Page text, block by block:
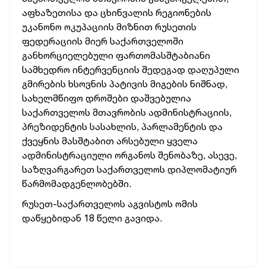
აფხაზეთისა და ცხინვალის რეგიონების
უკანონო ოკუპაციის მიზნით რუსეთის
ფედერაციის მიერ საქართველოში
განხორციელებული ფართომასშტაბიანი
სამხედრო ინტერვენციის შედეგად დაღუპული
გმირების ხსოვნის პატივის მიგების ნიშნად,
სახელმწიფო დროშები დაშვებულია
საქართველოს მთავრობის ადმინისტრაციის,
პრეზიდენტის სასახლის, პარლამენტის და
ქვეყნის მასშტაბით არსებული ყველა
ადმინისტრაციული ორგანოს შენობაზე, ასევე,
საზღვარგარეთ საქართველოს დიპლომატიურ
წარმომადგენლობებში.
რუსეთ-საქართველოს აგვისტოს ომის
დაწყებიდან 18 წელი გავიდა.